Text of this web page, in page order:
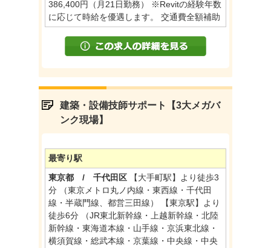
386,400円（月21日勤務） ※Revitの経験年数
に応じて時給を優遇します。 交通費全額補助
建築・設備技師サポート【3大メガバ
ンク現場】
最寄り駅
東京都 / 千代田区 【大手町駅】より徒歩3
分 （東京メトロ丸ノ内線・東西線・千代田
線・半蔵門線、都営三田線） 【東京駅】より
徒歩6分 （JR東北新幹線・上越新幹線・北陸
新幹線・東海道本線・山手線・京浜東北線・
横須賀線・総武本線・京葉線・中央線・中央